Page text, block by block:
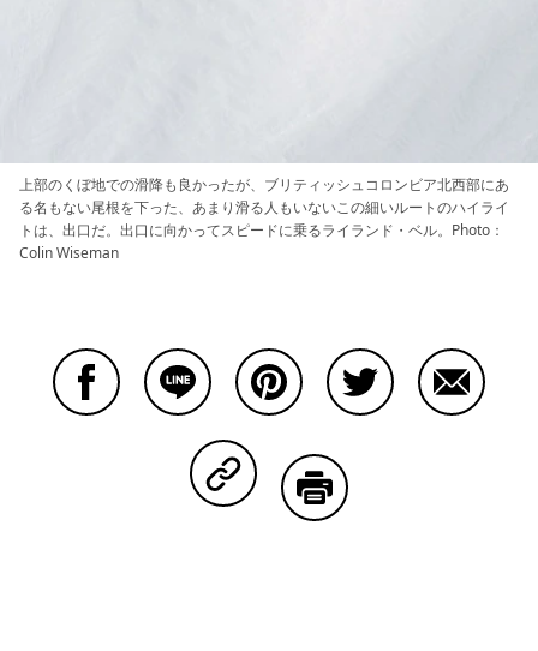
上部のくぼ地での滑降も良かったが、ブリティッシュコロンビア北西部にあ
る名もない尾根を下った、あまり滑る人もいないこの細いルートのハイライ
トは、出口だ。出口に向かってスピードに乗るライランド・ベル。Photo：
Colin Wiseman
Copy Linkで共有する